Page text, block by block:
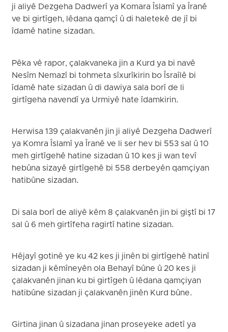
ji aliyê Dezgeha Dadwerî ya Komara Îslamî ya Îranê
ve bi girtîgeh, lêdana qamçî û di haletekê de jî bi
îdamê hatine sizadan.
Pêka vê rapor, çalakvaneka jin a Kurd ya bi navê
Nesîm Nemazî bi tohmeta sîxurîkirin bo Îsraîlê bi
îdamê hate sizadan û di dawiya sala borî de li
girtîgeha navendî ya Urmiyê hate îdamkirin.
Herwisa 139 çalakvanên jin ji aliyê Dezgeha Dadwerî
ya Komra Îslamî ya Îranê ve li ser hev bi 553 sal û 10
meh girtîgehê hatine sizadan û 10 kes ji wan tevî
hebûna sizayê girtîgehê bi 558 derbeyên qamçiyan
hatibûne sizadan.
Di sala borî de aliyê kêm 8 çalakvanên jin bi giştî bi 17
sal û 6 meh girtîfeha ragirtî hatine sizadan.
Hêjayî gotinê ye ku 42 kes ji jinên bi girtîgehê hatinî
sizadan ji kêmîneyên ola Behayî bûne û 20 kes ji
çalakvanên jinan ku bi girtîgeh û lêdana qamçiyan
hatibûne sizadan ji çalakvanên jinên Kurd bûne.
Girtina jinan û sizadana jinan proseyeke adetî ya